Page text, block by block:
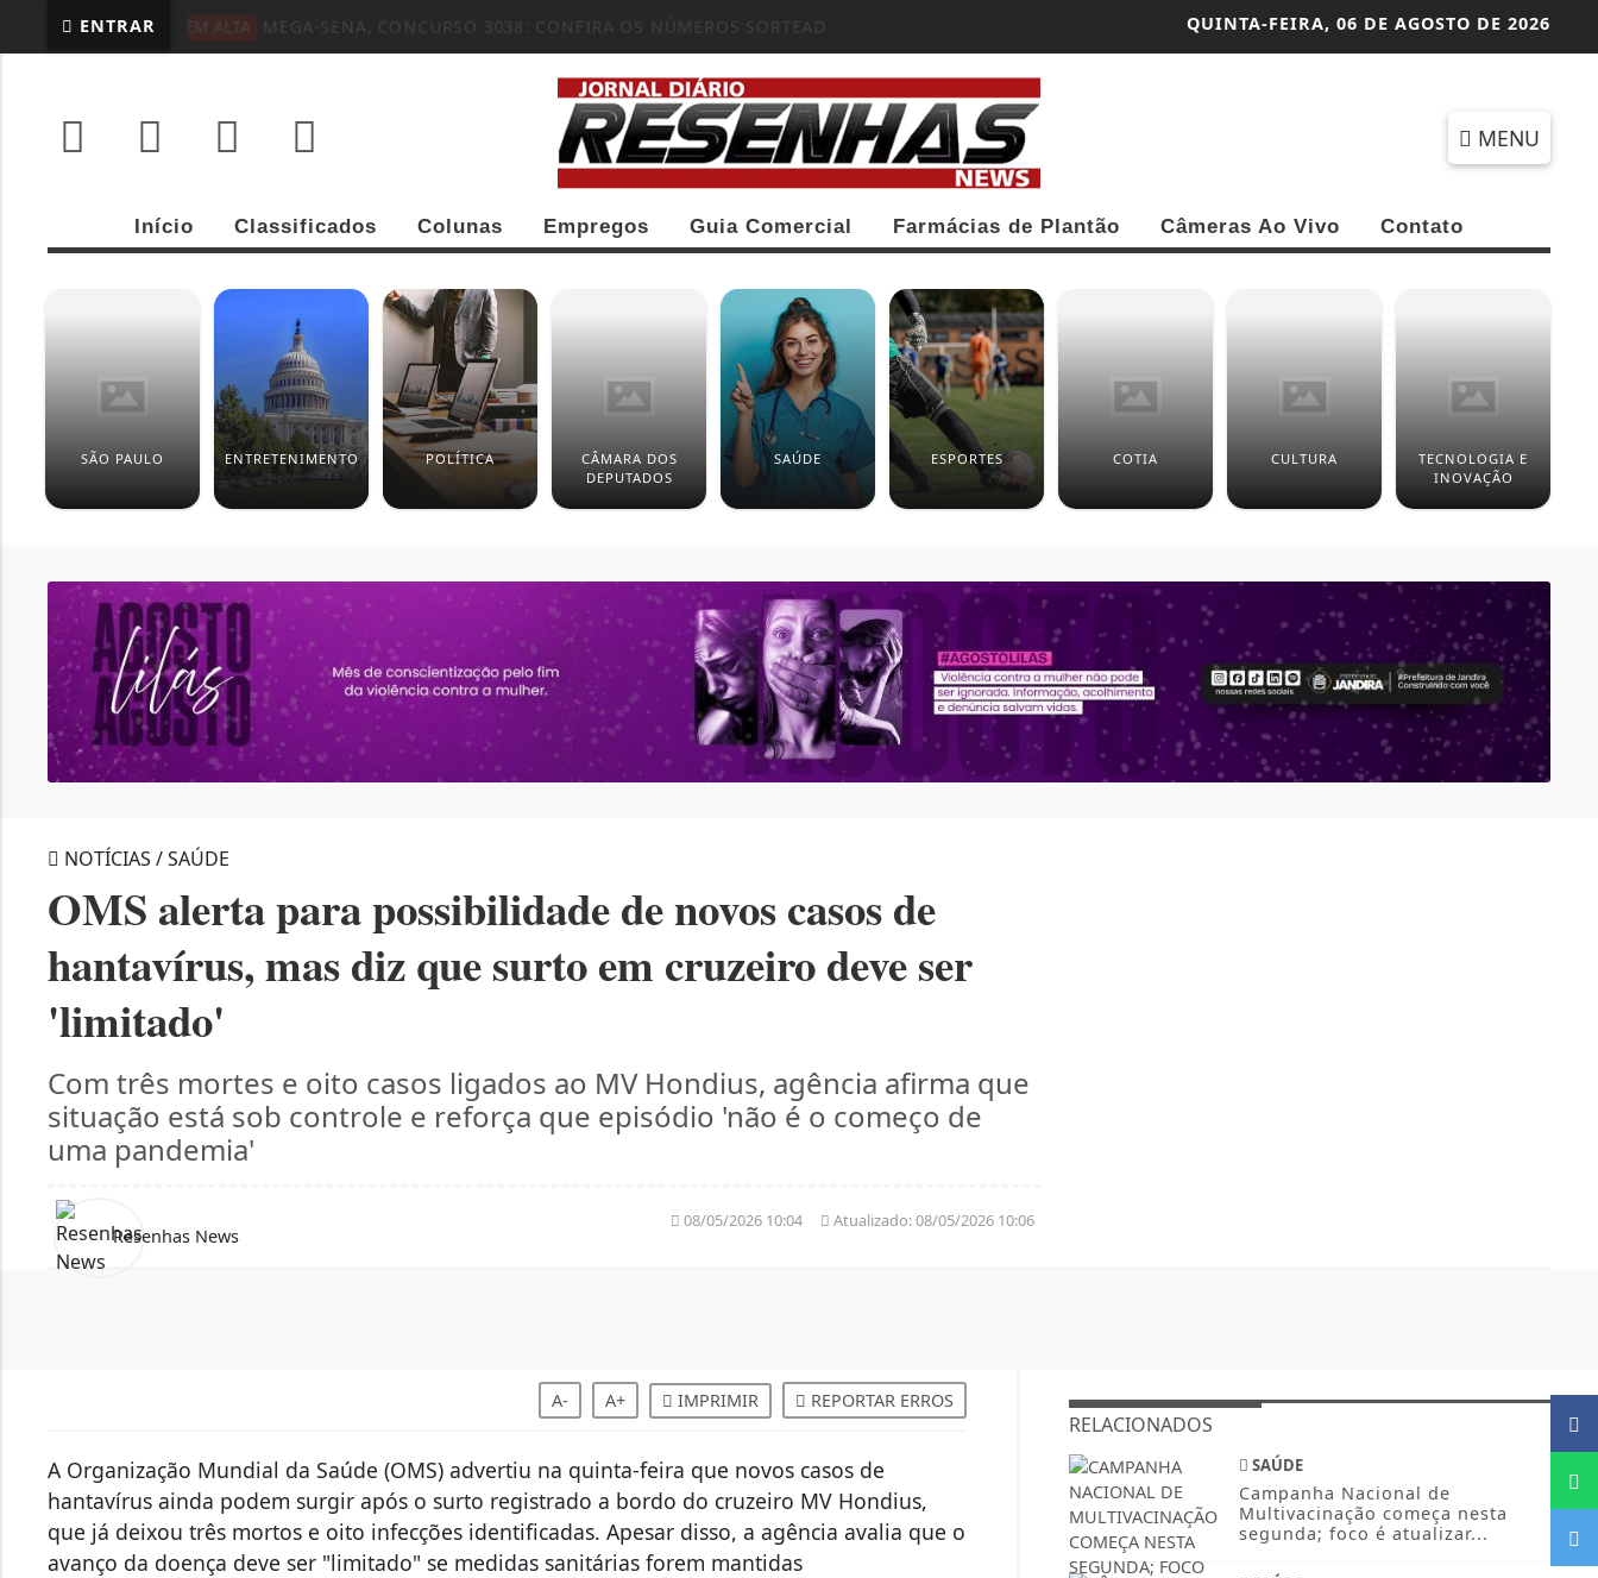
ENTRAR EM ALTA MEGA-SENA, CONCURSO 3038: CONFIRA OS NÚMEROS SORTEADOS QUINTA-FEIRA, 06 DE AGOSTO DE 2026
MENU
Início Classificados Colunas Empregos Guia Comercial Farmácias de Plantão Câmeras Ao Vivo Contato
SÃO PAULO ENTRETENIMENTO POLÍTICA
CÂMARA DOS
DEPUTADOS
SAÚDE ESPORTES COTIA CULTURA
TECNOLOGIA E
INOVAÇÃO
OMS alerta para possibilidade de novos casos de
hantavírus, mas diz que surto em cruzeiro deve ser
'limitado'
Com três mortes e oito casos ligados ao MV Hondius, agência afirma que
situação está sob controle e reforça que episódio 'não é o começo de
uma pandemia'
A Organização Mundial da Saúde (OMS) advertiu na quinta-feira que novos casos de
hantavírus ainda podem surgir após o surto registrado a bordo do cruzeiro MV Hondius,
que já deixou três mortos e oito infecções identificadas. Apesar disso, a agência avalia que o
RELACIONADOS
SAÚDE
Campanha Nacional de
Multivacinação começa nesta